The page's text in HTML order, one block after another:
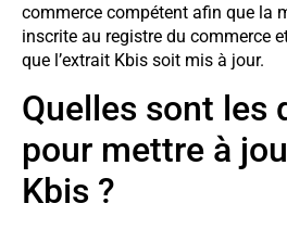
commerce compétent afin que la
inscrite au registre du commerce
que l’extrait Kbis soit mis à jour.
Quelles sont les
pour mettre à
Kbis ?